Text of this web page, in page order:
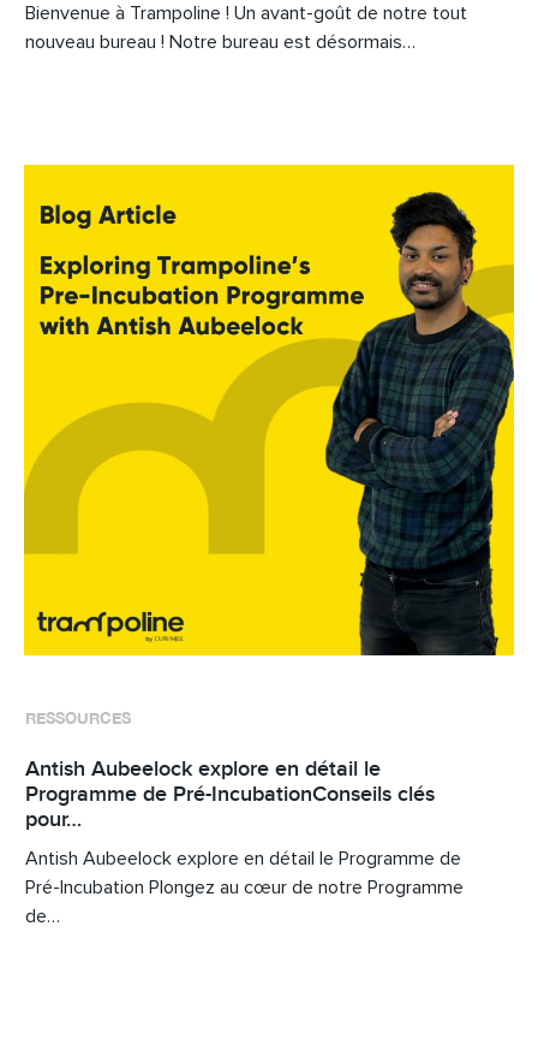
Bienvenue à Trampoline ! Un avant-goût de notre tout
nouveau bureau ! Notre bureau est désormais…
RESSOURCES
Antish Aubeelock explore en détail le
Programme de Pré-IncubationConseils clés
pour…
Antish Aubeelock explore en détail le Programme de
Pré-Incubation Plongez au cœur de notre Programme
de…